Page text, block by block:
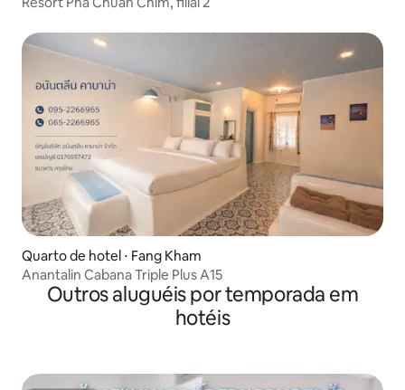
Quarto de hotel ⋅ Fang Kham
Anantalin Cabana Triple Plus A15
Outros aluguéis por temporada em
hotéis